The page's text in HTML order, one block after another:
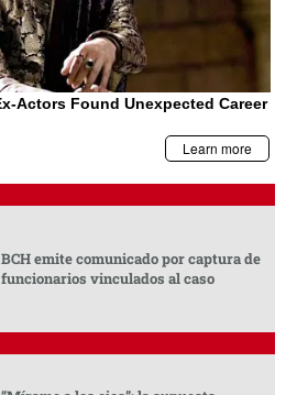
BCH emite comunicado por captura de
funcionarios vinculados al caso